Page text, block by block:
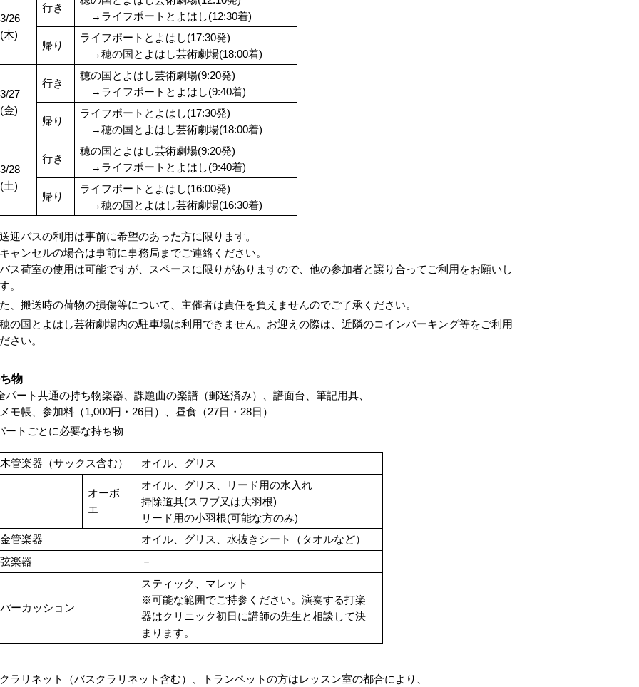
3/26
(木)
行き
→ライフポートとよはし(12:30着)
帰り
ライフポートとよはし(17:30発)
→穂の国とよはし芸術劇場(18:00着)
3/27
(金)
行き
穂の国とよはし芸術劇場(9:20発)
→ライフポートとよはし(9:40着)
帰り
ライフポートとよはし(17:30発)
→穂の国とよはし芸術劇場(18:00着)
3/28
(土)
行き
穂の国とよはし芸術劇場(9:20発)
→ライフポートとよはし(9:40着)
帰り
ライフポートとよはし(16:00発)
→穂の国とよはし芸術劇場(16:30着)
迎バスの利用は事前に希望のあった方に限ります。
ャンセルの場合は事前に事務局までご連絡ください。
ス荷室の使用は可能ですが、スペースに限りがありますので、他の参加者と譲り合ってご利用をお願いし
。
、搬送時の荷物の損傷等について、主催者は責任を負えませんのでご了承ください。
の国とよはし芸術劇場内の駐車場は利用できません。お迎えの際は、近隣のコインパーキング等をご利用
さい。
物
パート共通の持ち物楽器、課題曲の楽譜（郵送済み）、譜面台、筆記用具、
モ帳、参加料（1,000円・26日）、昼食（27日・28日）
ートごとに必要な持ち物
木管楽器（サックス含む） オイル、グリス
オーボ
エ
オイル、グリス、リード用の水入れ
掃除道具(スワブ又は大羽根)
リード用の小羽根(可能な方のみ)
金管楽器
オイル、グリス、水抜きシート（タオルなど）
弦楽器
－
パーカッション
スティック、マレット
※可能な範囲でご持参ください。演奏する打楽
器はクリニック初日に講師の先生と相談して決
まります。
ラリネット（バスクラリネット含む）、トランペットの方はレッスン室の都合により、